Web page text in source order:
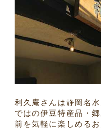
利久庵さんは静岡名
ではの伊豆特産品・
前を気軽に楽しめるお